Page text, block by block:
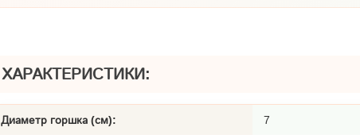
ХАРАКТЕРИСТИКИ:
Диаметр горшка (см): 7